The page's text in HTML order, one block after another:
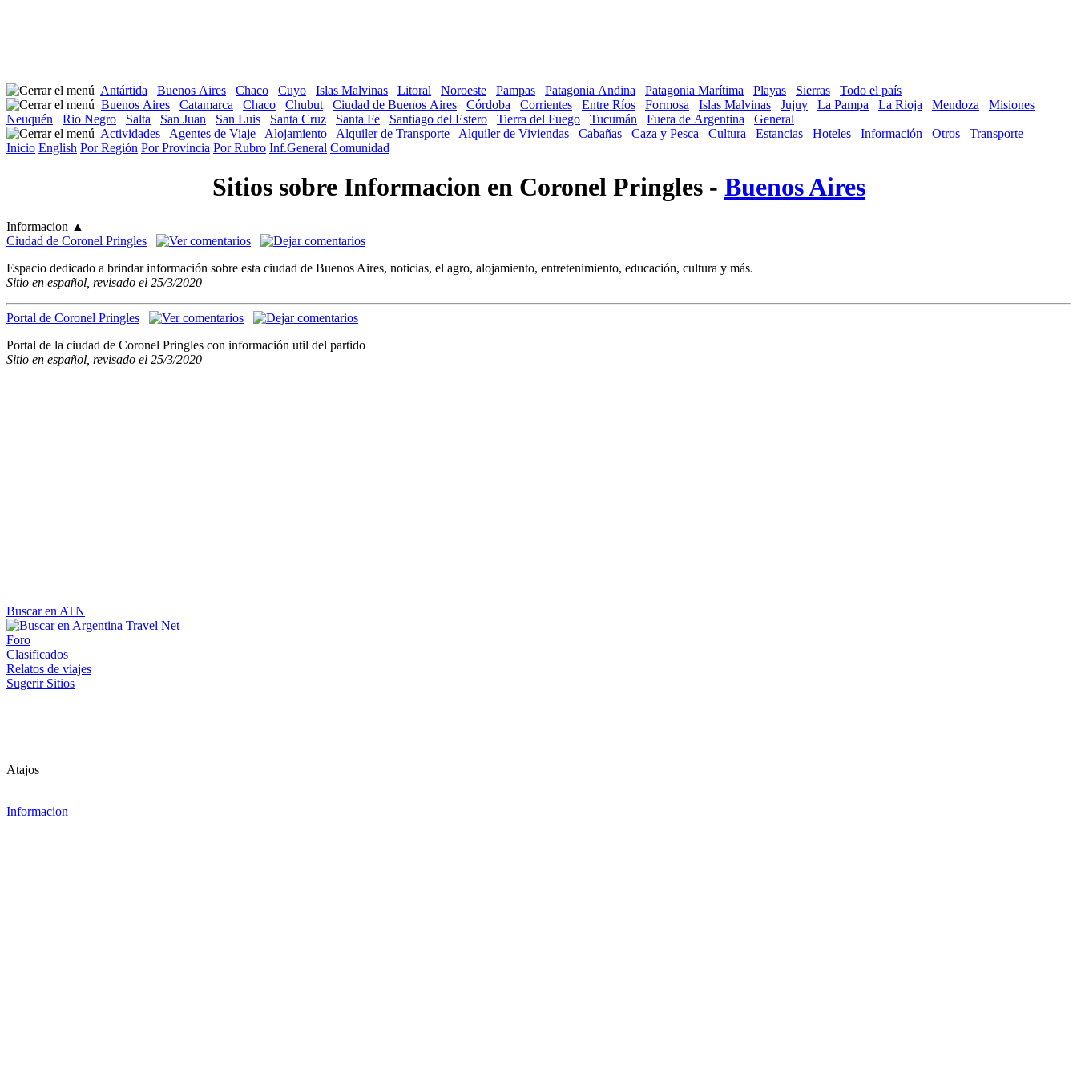
Antártida Buenos Aires Chaco Cuyo Islas Malvinas Litoral Noroeste Pampas Patagonia Andina Patagonia Marítima Playas Sierras
Todo el país
Buenos Aires
Catamarca Chaco Chubut Ciudad de Buenos Aires Córdoba Corrientes Entre Ríos Formosa Islas Malvinas Jujuy La Pampa La Rioja Mendoza
Misiones
Neuquén
Rio Negro Salta San Juan San Luis Santa Cruz Santa Fe Santiago del Estero Tierra del Fuego Tucumán Fuera de Argentina
General
Actividades
Agentes de Viaje Alojamiento Alquiler de Transporte Alquiler de Viviendas Cabañas Caza y Pesca Cultura Estancias Hoteles Información Otros
Transporte
Inicio English Por Región Por Provincia Por Rubro Inf.General Comunidad
Sitios sobre Informacion en Coronel Pringles - Buenos Aires
Informacion ▲
Ciudad de Coronel Pringles
Espacio dedicado a brindar información sobre esta ciudad de Buenos Aires, noticias, el agro, alojamiento, entretenimiento, educación, cultura y más.
Sitio en español, revisado el 25/3/2020
Portal de Coronel Pringles
Portal de la ciudad de Coronel Pringles con información util del partido
Sitio en español, revisado el 25/3/2020
Buscar en ATN
Foro
Clasificados
Relatos de viajes
Sugerir Sitios
Atajos
Informacion